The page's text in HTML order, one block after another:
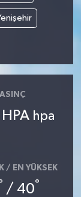
hpa
/ EN YÜKSEK
/ 40°